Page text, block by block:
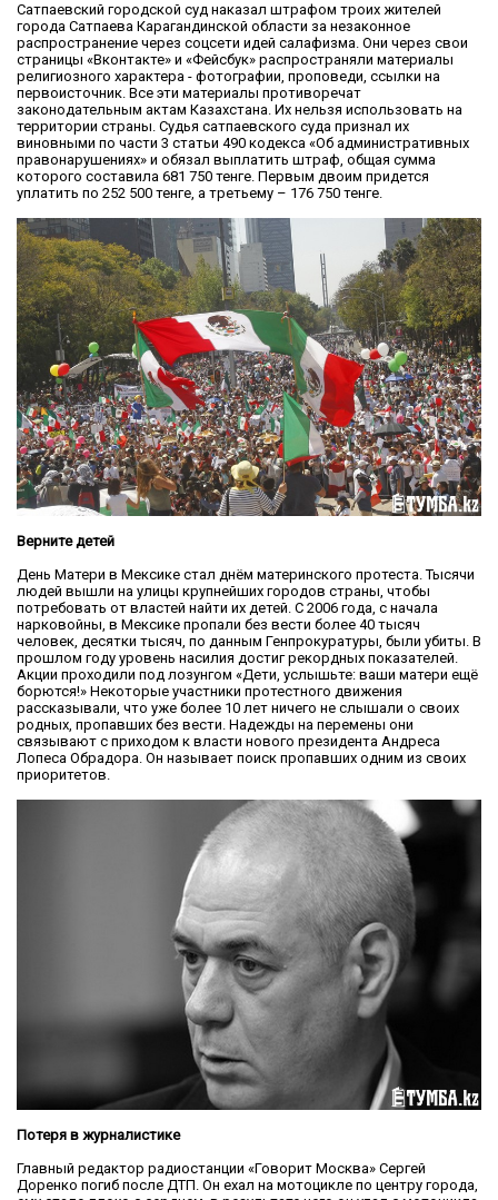
Сатпаевский городской суд наказал штрафом троих жителей
города Сатпаева Карагандинской области за незаконное
распространение через соцсети идей салафизма. Они через свои
страницы «Вконтакте» и «Фейсбук» распространяли материалы
религиозного характера - фотографии, проповеди, ссылки на
первоисточник. Все эти материалы противоречат
законодательным актам Казахстана. Их нельзя использовать на
территории страны. Судья сатпаевского суда признал их
виновными по части 3 статьи 490 кодекса «Об административных
правонарушениях» и обязал выплатить штраф, общая сумма
которого составила 681 750 тенге. Первым двоим придется
уплатить по 252 500 тенге, а третьему – 176 750 тенге.
Верните детей
День Матери в Мексике стал днём материнского протеста. Тысячи
людей вышли на улицы крупнейших городов страны, чтобы
потребовать от властей найти их детей. С 2006 года, с начала
нарковойны, в Мексике пропали без вести более 40 тысяч
человек, десятки тысяч, по данным Генпрокуратуры, были убиты. В
прошлом году уровень насилия достиг рекордных показателей.
Акции проходили под лозунгом «Дети, услышьте: ваши матери ещё
борются!» Некоторые участники протестного движения
рассказывали, что уже более 10 лет ничего не слышали о своих
родных, пропавших без вести. Надежды на перемены они
связывают с приходом к власти нового президента Андреса
Лопеса Обрадора. Он называет поиск пропавших одним из своих
приоритетов.
Потеря в журналистике
Главный редактор радиостанции «Говорит Москва» Сергей
Доренко погиб после ДТП. Он ехал на мотоцикле по центру города,